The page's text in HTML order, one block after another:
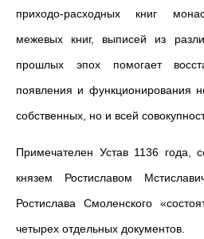
приходо-расходных книг
межевых книг, выписей из
прошлых эпох помогает
появления и функционирования
собственных, но и всей
Примечателен Устав 1136 года,
князем Ростиславом
Ростислава Смоленского
четырех отдельных документов.